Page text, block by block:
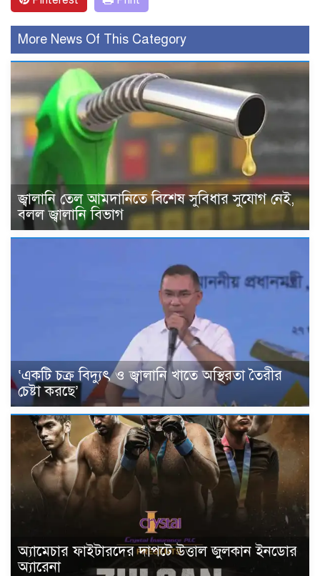
More News Of This Category
জ্বালানি তেল আমদানিতে বিশেষ সুবিধার সুযোগ নেই,
বলল জ্বালানি বিভাগ
‘একটি চক্র বিদ্যুৎ ও জ্বালানি খাতে অস্থিরতা তৈরীর
চেষ্টা করছে’
অ্যামেচার ফাইটারদের দাপটে উত্তাল জুলকান ইনডোর
অ্যারেনা